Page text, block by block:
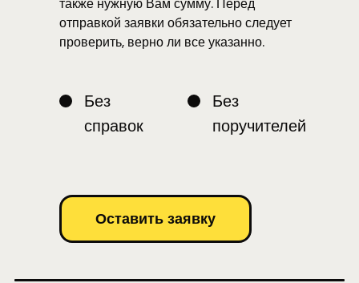
также нужную Вам сумму. Перед
отправкой заявки обязательно следует
проверить, верно ли все указанно.
Оставить заявку
Без
справок
Без
поручителей